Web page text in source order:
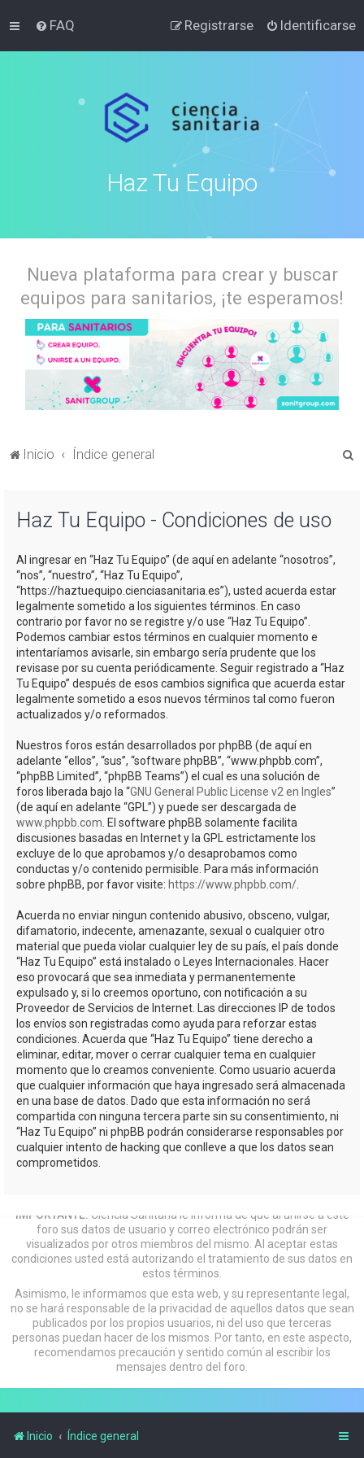
FAQ Identificarse
Registrarse
Haz Tu Equipo
Nueva plataforma para crear y buscar
equipos para sanitarios, ¡te esperamos!
Inicio Índice general
Haz Tu Equipo - Condiciones de uso
Al ingresar en “Haz Tu Equipo” (de aquí en adelante “nosotros”,
“nos”, “nuestro”, “Haz Tu Equipo”,
“https://haztuequipo.cienciasanitaria.es”), usted acuerda estar
legalmente sometido a los siguientes términos. En caso
contrario por favor no se registre y/o use “Haz Tu Equipo”.
Podemos cambiar estos términos en cualquier momento e
intentaríamos avisarle, sin embargo sería prudente que los
revisase por su cuenta periódicamente. Seguir registrado a “Haz
Tu Equipo” después de esos cambios significa que acuerda estar
legalmente sometido a esos nuevos términos tal como fueron
actualizados y/o reformados.
Nuestros foros están desarrollados por phpBB (de aquí en
adelante “ellos”, “sus”, “software phpBB”, “www.phpbb.com”,
“phpBB Limited”, “phpBB Teams”) el cual es una solución de
foros liberada bajo la “GNU General Public License v2 en Ingles”
(de aquí en adelante “GPL”) y puede ser descargada de
www.phpbb.com . El software phpBB solamente facilita
discusiones basadas en Internet y la GPL estrictamente los
excluye de lo que aprobamos y/o desaprobamos como
conductas y/o contenido permisible. Para más información
sobre phpBB, por favor visite: https://www.phpbb.com/
Acuerda no enviar ningun contenido abusivo, obsceno, vulgar,
difamatorio, indecente, amenazante, sexual o cualquier otro
material que pueda violar cualquier ley de su país, el país donde
“Haz Tu Equipo” está instalado o Leyes Internacionales. Hacer
eso provocará que sea inmediata y permanentemente
expulsado y, si lo creemos oportuno, con notificación a su
Proveedor de Servicios de Internet. Las direcciones IP de todos
los envíos son registradas como ayuda para reforzar estas
condiciones. Acuerda que “Haz Tu Equipo” tiene derecho a
eliminar, editar, mover o cerrar cualquier tema en cualquier
momento que lo creamos conveniente. Como usuario acuerda
que cualquier información que haya ingresado será almacenada
en una base de datos. Dado que esta información no será
compartida con ninguna tercera parte sin su consentimiento, ni
“Haz Tu Equipo” ni phpBB podrán considerarse responsables por
cualquier intento de hacking que conlleve a que los datos sean
comprometidos.
IMPORTANTE: Ciencia Sanitaria le informa de que al unirse a este
foro sus datos de usuario y correo electrónico podrán ser
visualizados por otros miembros del mismo. Al aceptar estas
condiciones usted está autorizando el tratamiento de sus datos en
estos términos.
Asimismo, le informamos que esta web, y su representante legal,
no se hará responsable de la privacidad de aquellos datos que sean
publicados por los propios usuarios, ni del uso que terceras
personas puedan hacer de los mismos. Por tanto, en este aspecto,
recomendamos precaución y sentido común al escribir los
mensajes dentro del foro.
Inicio Índice general